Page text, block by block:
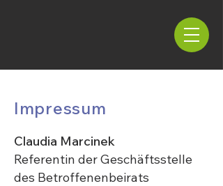
Impressum
Claudia Marcinek
Referentin der Geschäftsstelle
des Betroffenenbeirats